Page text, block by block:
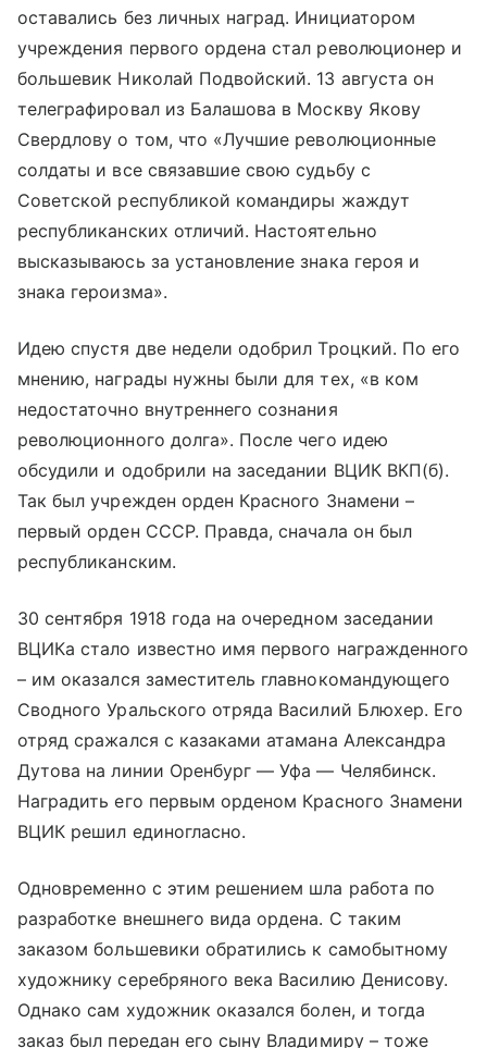
оставались без личных наград. Инициатором
учреждения первого ордена стал революционер и
большевик Николай Подвойский. 13 августа он
телеграфировал из Балашова в Москву Якову
Свердлову о том, что «Лучшие революционные
солдаты и все связавшие свою судьбу с
Советской республикой командиры жаждут
республиканских отличий. Настоятельно
высказываюсь за установление знака героя и
знака героизма».
Идею спустя две недели одобрил Троцкий. По его
мнению, награды нужны были для тех, «в ком
недостаточно внутреннего сознания
революционного долга». После чего идею
обсудили и одобрили на заседании ВЦИК ВКП(б).
Так был учрежден орден Красного Знамени –
первый орден СССР. Правда, сначала он был
республиканским.
30 сентября 1918 года на очередном заседании
ВЦИКа стало известно имя первого награжденного
– им оказался заместитель главнокомандующего
Сводного Уральского отряда Василий Блюхер. Его
отряд сражался с казаками атамана Александра
Дутова на линии Оренбург — Уфа — Челябинск.
Наградить его первым орденом Красного Знамени
ВЦИК решил единогласно.
Одновременно с этим решением шла работа по
разработке внешнего вида ордена. С таким
заказом большевики обратились к самобытному
художнику серебряного века Василию Денисову.
Однако сам художник оказался болен, и тогда
заказ был передан его сыну Владимиру – тоже